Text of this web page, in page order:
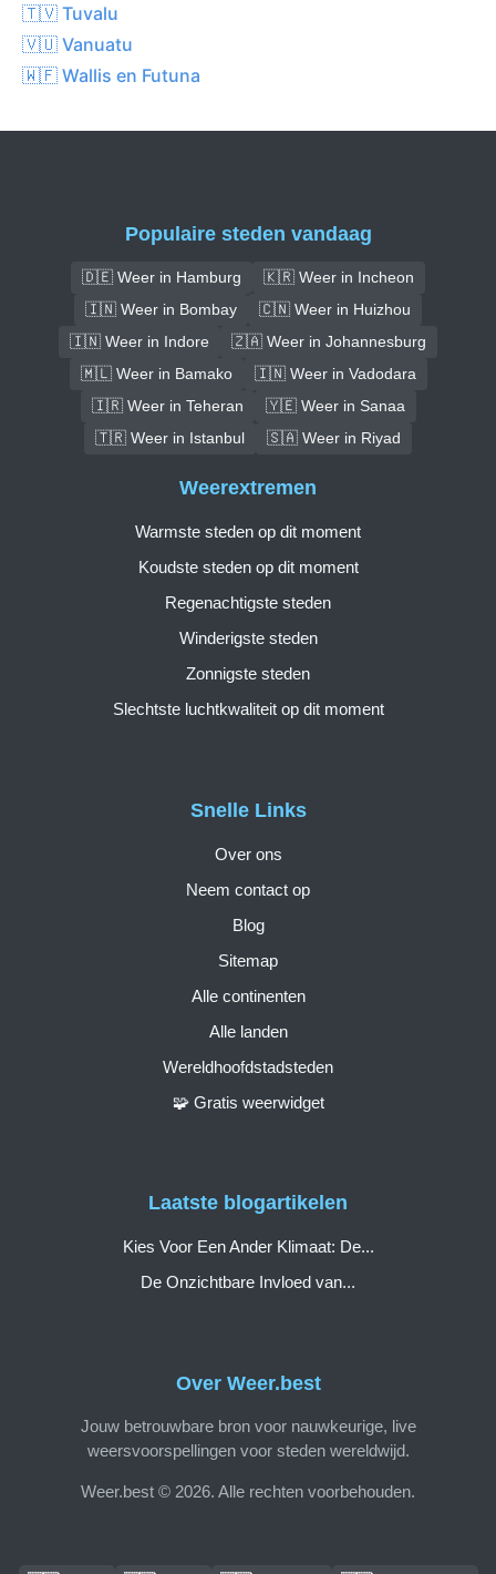
🇹🇻 Tuvalu
🇻🇺 Vanuatu
🇼🇫 Wallis en Futuna
Populaire steden vandaag
🇩🇪 Weer in Hamburg
🇰🇷 Weer in Incheon
🇮🇳 Weer in Bombay
🇨🇳 Weer in Huizhou
🇮🇳 Weer in Indore
🇿🇦 Weer in Johannesburg
🇲🇱 Weer in Bamako
🇮🇳 Weer in Vadodara
🇮🇷 Weer in Teheran
🇾🇪 Weer in Sanaa
🇹🇷 Weer in Istanbul
🇸🇦 Weer in Riyad
Over Weer.best
Jouw betrouwbare bron voor nauwkeurige, live
weersvoorspellingen voor steden wereldwijd.
Weer.best © 2026. Alle rechten voorbehouden.
Snelle Links
Over ons
Neem contact op
Blog
Sitemap
Alle continenten
Alle landen
Wereldhoofdstadsteden
🧩 Gratis weerwidget
Weerextremen
Warmste steden op dit moment
Koudste steden op dit moment
Regenachtigste steden
Winderigste steden
Zonnigste steden
Slechtste luchtkwaliteit op dit moment
Laatste blogartikelen
Kies Voor Een Ander Klimaat: De...
De Onzichtbare Invloed van...